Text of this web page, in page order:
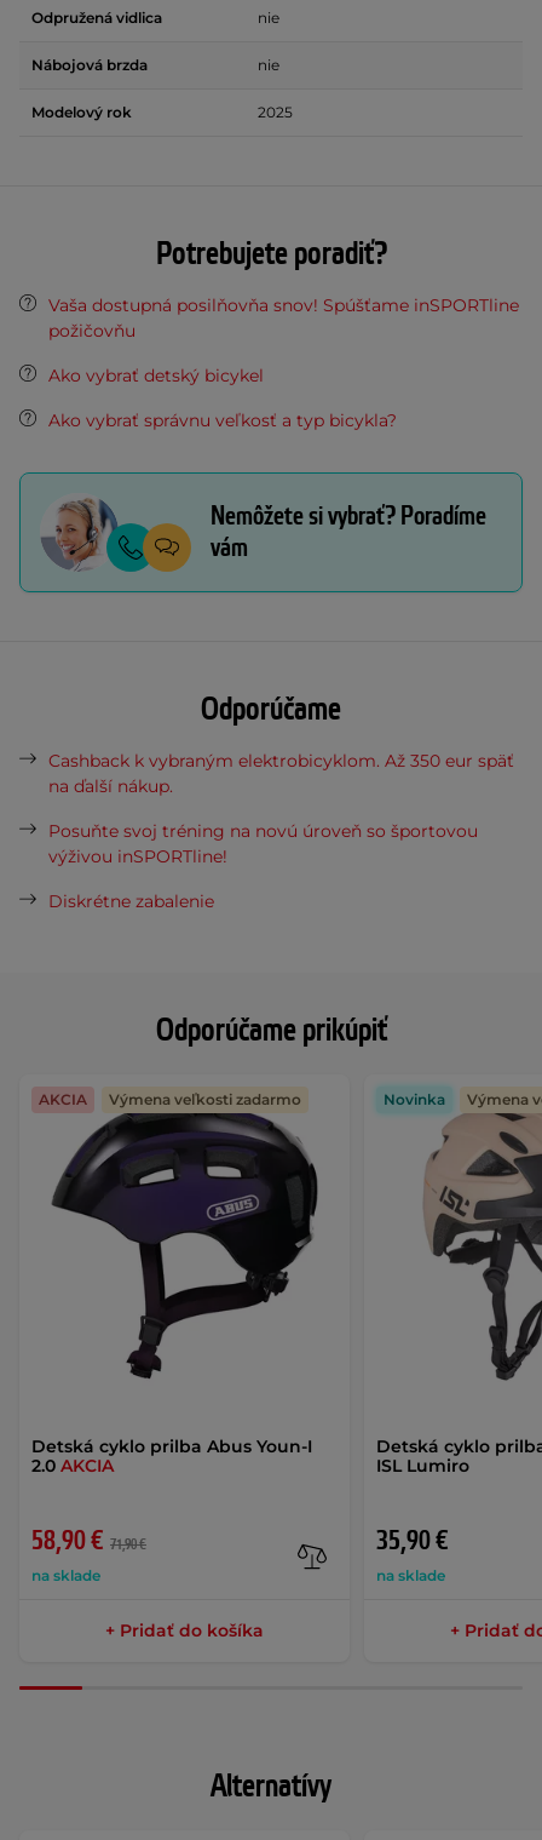
Odporúčame prikúpiť
Detská cyklo prilba Abus Youn-I
2.0 AKCIA
58,90 € 71,90 €
na sklade
AKCIA Výmena veľkosti zadarmo
+ Pridať do košíka
Detská cyklo
ISL Lumiro
35,90 €
na sklade
Novinka Výmena
+ Pridať
Odpružená vidlica nie
Nábojová brzda nie
Modelový rok 2025
Potrebujete poradiť?
Vaša dostupná posilňovňa snov! Spúšťame inSPORTline
požičovňu
Ako vybrať detský bicykel
Ako vybrať správnu veľkosť a typ bicykla?
Nemôžete si vybrať? Poradíme
vám
Odporúčame
Cashback k vybraným elektrobicyklom. Až 350 eur späť
na ďalší nákup.
Posuňte svoj tréning na novú úroveň so športovou
výživou inSPORTline!
Diskrétne zabalenie
Alternatívy